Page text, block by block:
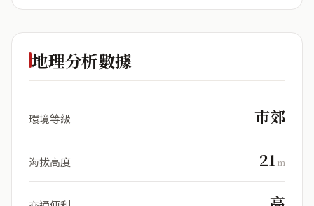
地理分析數據
環境等級 市郊
海拔高度 21m